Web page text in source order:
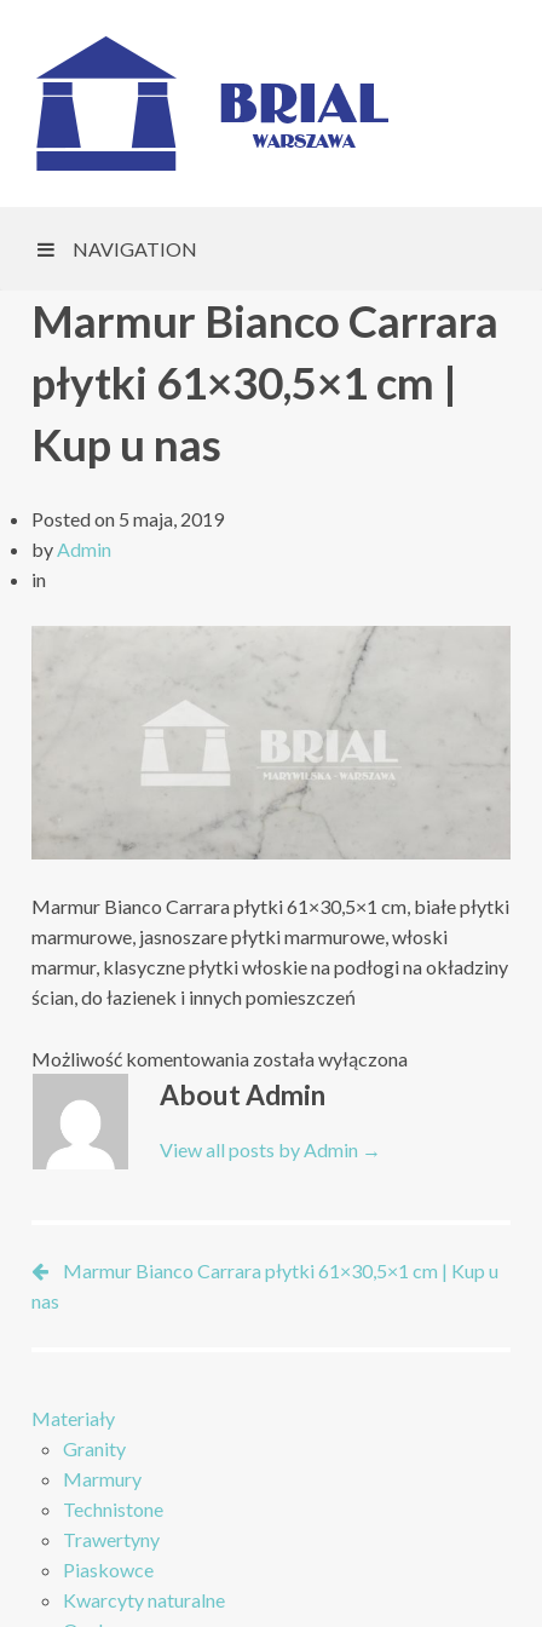
NAVIGATION
Marmur Bianco Carrara
płytki 61×30,5×1 cm |
Kup u nas
Posted on 5 maja, 2019
by Admin
in
Marmur Bianco Carrara płytki 61×30,5×1 cm, białe płytki
marmurowe, jasnoszare płytki marmurowe, włoski
marmur, klasyczne płytki włoskie na podłogi na okładziny
ścian, do łazienek i innych pomieszczeń
Możliwość komentowania Marmur
Bianco
płytki
Kup
została wyłączona
About Admin
View all posts by Admin →
Marmur Bianco Carrara płytki 61×30,5×1 cm | Kup u
nas
Materiały
Granity
Marmury
Technistone
Trawertyny
Piaskowce
Kwarcyty naturalne